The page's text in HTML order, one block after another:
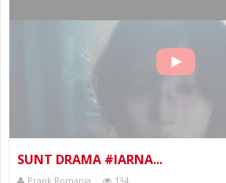
SUNT DRAMA #IARNA...
Prank Romania 134